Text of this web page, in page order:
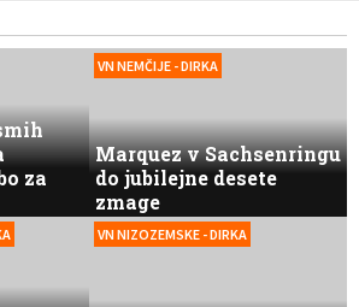
za
VN NEMČIJE - DIRKA
Marquez v Sachsenringu
do jubilejne desete
zmage
VN NIZOZEMSKE - DIRKA